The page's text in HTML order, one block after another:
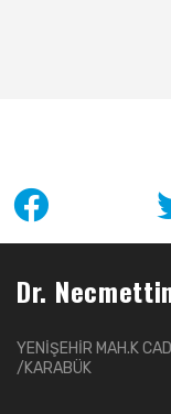
Dr.
YENİŞEHİR MAH.K
/KARABÜK